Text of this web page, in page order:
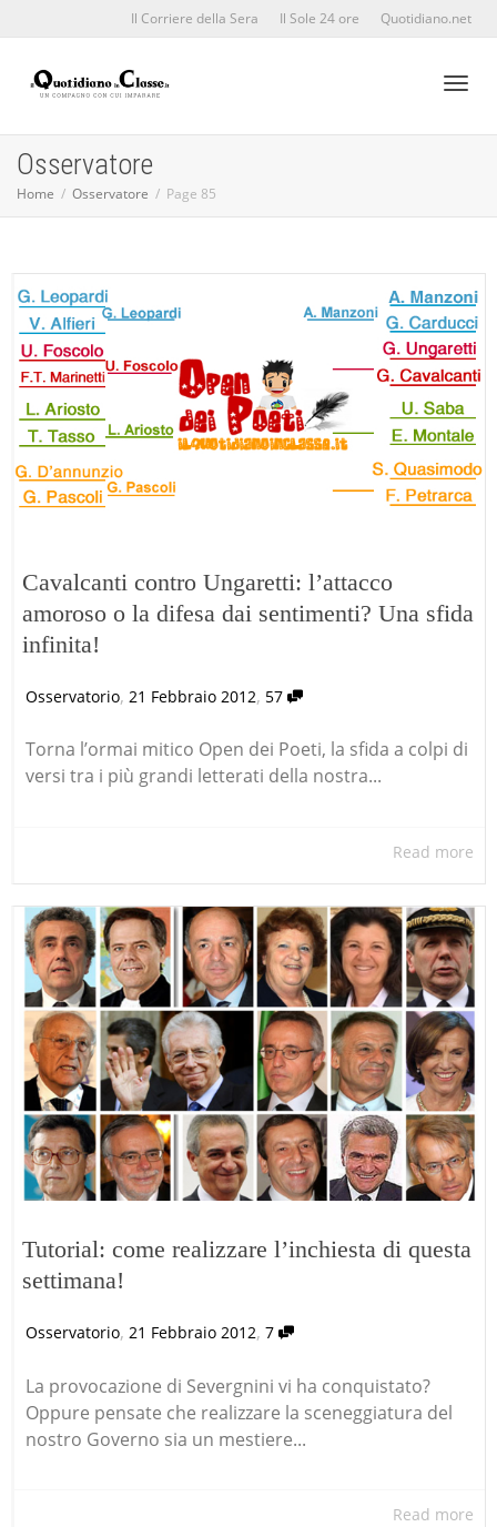
Il Corriere della Sera Il Sole 24 ore Quotidiano.net
Osservatore
Home Osservatore Page 85
Cavalcanti contro Ungaretti: l’attacco
amoroso o la difesa dai sentimenti? Una sfida
infinita!
Osservatorio, 21 Febbraio 2012, 57
Torna l’ormai mitico Open dei Poeti, la sfida a colpi di
versi tra i più grandi letterati della nostra...
Read more
Tutorial: come realizzare l’inchiesta di questa
settimana!
Osservatorio, 21 Febbraio 2012, 7
La provocazione di Severgnini vi ha conquistato?
Oppure pensate che realizzare la sceneggiatura del
nostro Governo sia un mestiere...
Read more